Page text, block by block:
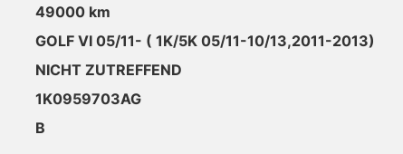
49000 km
GOLF VI 05/11- ( 1K/5K 05/11-10/13,2011-2013)
NICHT ZUTREFFEND
1K0959703AG
B